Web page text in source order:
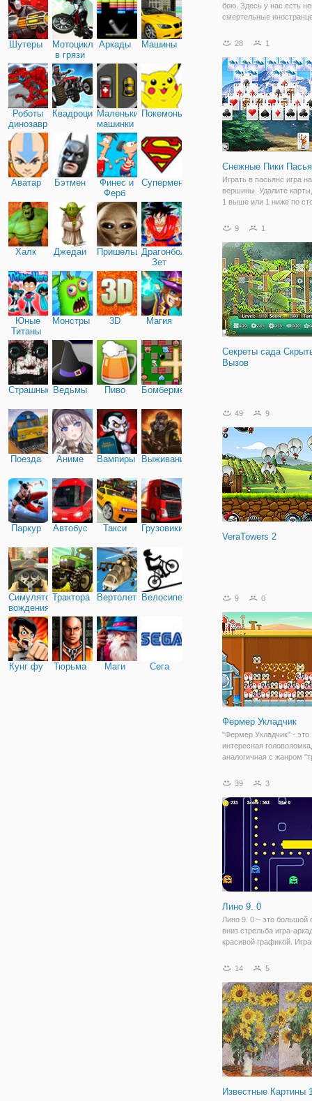
Шутеры
Мотоциклы
в грязи
Аркады Машины
Роботы
динозавры
КвадроциклыМаленькие
машинки
Покемоны
Аватар Бэтмен
Финес и
Ферб
Супермен
Халк Джедаи ПришельцыДрагонболл
Зет
Юные
Титаны
Монстры 3D Магия
Страшные Ведьмы Пиво Бомбермен
Поезда Аниме Вампиры Выживание
Паркур Автобус Такси Грузовики
Симулятор
вождения
Трактора ВертолетыВелосипед
Кунг фу Тюрьма Маги Сега
бою. Здесь у нас есть
смертельные
причинить нам вред.
иностранцев с
28 1
Снежные Пики
Играть в пасьянс игра
вершины. Удалите
1 выше или 1 ниже по
9
1
Секреты сада
Вызов
49 9
VeraTowers 2
9 0
Фермер Укладчик
"Фермер Укладчик" - это
интересная
аналогичная с жанром
создавать группы из
чтобы удалить группы.
это не так
39 3
Лино 9. 0
Лино 9. 0 – это большой
вниз стрельба игра-
красивой графикой.
большой игры! Игра
устройств.
14 5
Известные Картины